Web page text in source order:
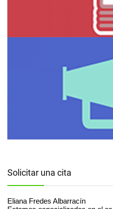
Solicitar una cita
Eliana Fredes Albarracín